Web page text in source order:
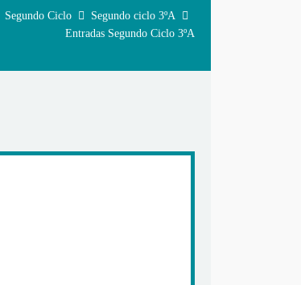
Segundo Ciclo
Segundo ciclo 3ºA
Entradas Segundo Ciclo 3ºA